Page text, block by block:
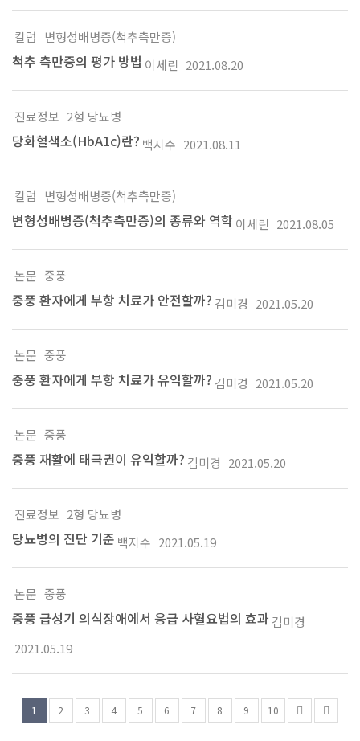
칼럼 변형성배병증(척추측만증)
척추 측만증의 평가 방법 이세린 2021.08.20
진료정보 2형 당뇨병
당화혈색소(HbA1c)란? 백지수 2021.08.11
칼럼 변형성배병증(척추측만증)
변형성배병증(척추측만증)의 종류와 역학 이세린 2021.08.05
논문 중풍
중풍 환자에게 부항 치료가 안전할까? 김미경 2021.05.20
논문 중풍
중풍 환자에게 부항 치료가 유익할까? 김미경 2021.05.20
논문 중풍
중풍 재활에 태극권이 유익할까? 김미경 2021.05.20
진료정보 2형 당뇨병
당뇨병의 진단 기준 백지수 2021.05.19
논문 중풍
중풍 급성기 의식장애에서 응급 사혈요법의 효과 김미경
2021.05.19
1 2 3 4 5 6 7 8 9 10